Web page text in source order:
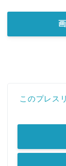
このプレス